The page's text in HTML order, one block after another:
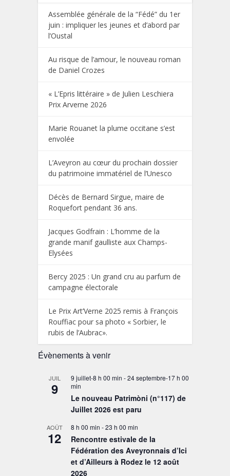
Assemblée générale de la “Fédé” du 1er
juin : impliquer les jeunes et d’abord par
l’Oustal
Au risque de l’amour, le nouveau roman
de Daniel Crozes
« L’Epris littéraire » de Julien Leschiera
Prix Arverne 2026
Marie Rouanet la plume occitane s’est
envolée
L’Aveyron au cœur du prochain dossier
du patrimoine immatériel de l’Unesco
Décès de Bernard Sirgue, maire de
Roquefort pendant 36 ans.
Jacques Godfrain : L’homme de la
grande manif gaulliste aux Champs-
Elysées
Bercy 2025 : Un grand cru au parfum de
campagne électorale
Le Prix Art’Verne 2025 remis à François
Rouffiac pour sa photo « Sorbier, le
rubis de l’Aubrac».
Évènements à venir
JUIL
9
9 juillet-8 h 00 min -24 septembre-17 h 00
min
Le nouveau Patrimòni (n°117) de
Juillet 2026 est paru
AOÛT
12
8 h 00 min -23 h 00 min
Rencontre estivale de la
Fédération des Aveyronnais d’Ici
et d’Ailleurs à Rodez le 12 août
2026